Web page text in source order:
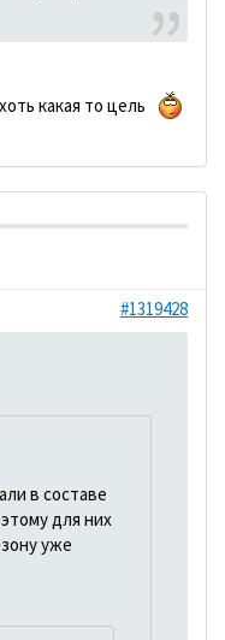
какая то цель
#1319428
в составе
для них
уже